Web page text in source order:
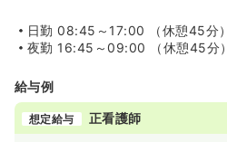
日勤 08:45～17:00 （休憩45分）
夜勤 16:45～09:00 （休憩45分）
給与例
想定給与 正看護師